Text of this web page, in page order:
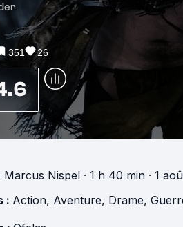
351 26
Marcus Nispel · 1 h 40 min · 1
: Action, Aventure, Drame,